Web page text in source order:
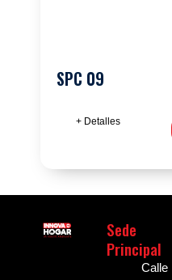
SPC 09
+ Detalles
Sede
Principal
Calle